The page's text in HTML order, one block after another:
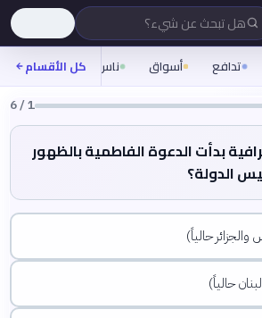
هل تبحث عن شيء؟
تدافع أسواق ناس روح
كل الأقسام
1
/
6
بدأت الدعوة الفاطمية بالظهور
الدولة؟
حالياً)
حالياً)